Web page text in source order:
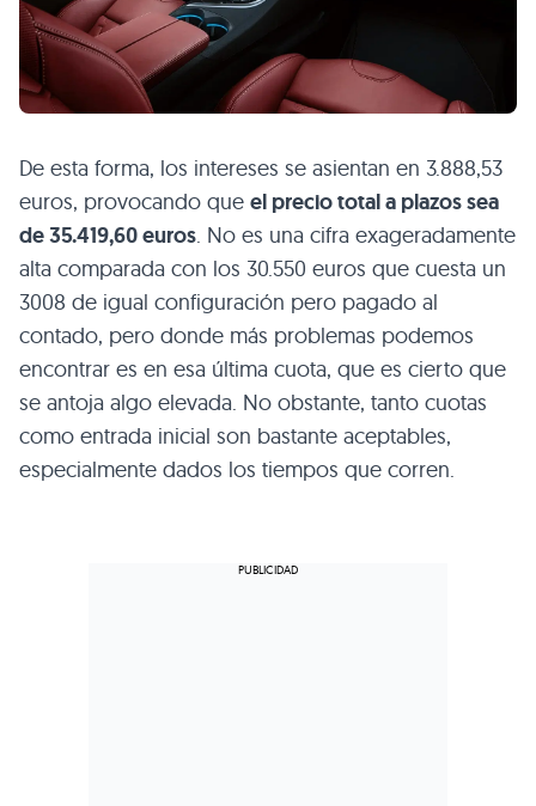
De esta forma, los intereses se asientan en 3.888,53
euros, provocando que el precio total a plazos sea
de 35.419,60 euros. No es una cifra exageradamente
alta comparada con los 30.550 euros que cuesta un
3008 de igual configuración pero pagado al
contado, pero donde más problemas podemos
encontrar es en esa última cuota, que es cierto que
se antoja algo elevada. No obstante, tanto cuotas
como entrada inicial son bastante aceptables,
especialmente dados los tiempos que corren.